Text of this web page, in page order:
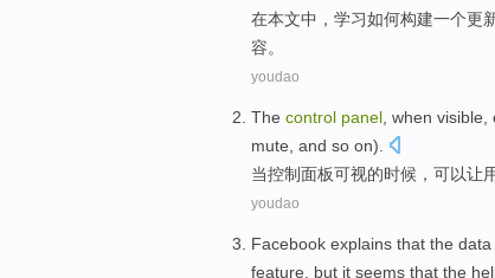
在本文中， 学习如何构建一个更
容。
youdao
The control panel when visible
mute , and so on).
当控制面板可视的时候， 可以让
youdao
Facebook explains that the data
feature
but it seems that the